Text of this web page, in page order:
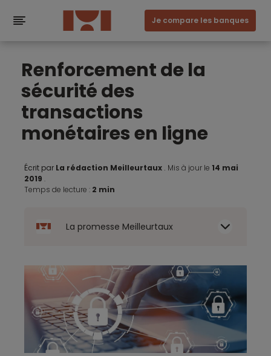
Je compare les banques
Renforcement de la
sécurité des
transactions
monétaires en ligne
Écrit par La rédaction Meilleurtaux . Mis à jour le 14 mai
2019 .
Temps de lecture : 2 min
La promesse Meilleurtaux